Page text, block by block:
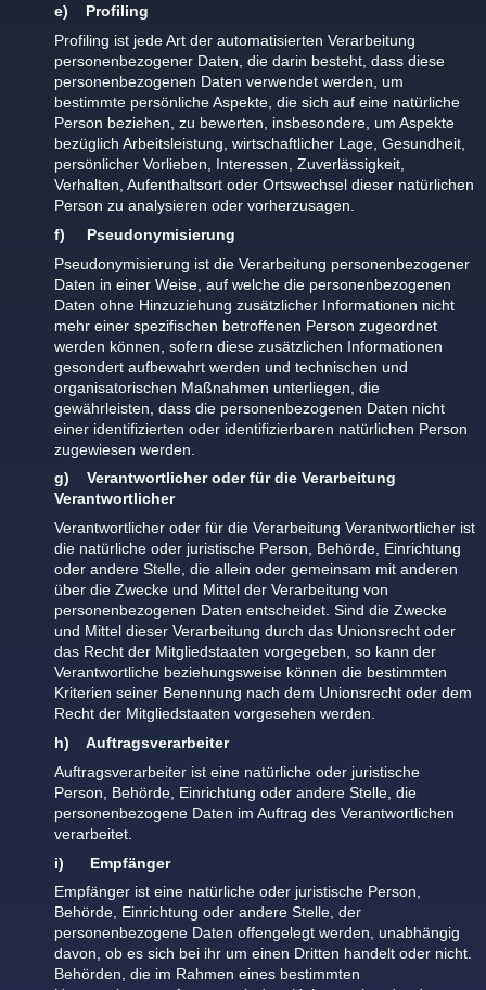
e) Profiling
Profiling ist jede Art der automatisierten Verarbeitung
personenbezogener Daten, die darin besteht, dass diese
personenbezogenen Daten verwendet werden, um
bestimmte persönliche Aspekte, die sich auf eine natürliche
Person beziehen, zu bewerten, insbesondere, um Aspekte
bezüglich Arbeitsleistung, wirtschaftlicher Lage, Gesundheit,
persönlicher Vorlieben, Interessen, Zuverlässigkeit,
Verhalten, Aufenthaltsort oder Ortswechsel dieser natürlichen
Person zu analysieren oder vorherzusagen.
f) Pseudonymisierung
Pseudonymisierung ist die Verarbeitung personenbezogener
Daten in einer Weise, auf welche die personenbezogenen
Daten ohne Hinzuziehung zusätzlicher Informationen nicht
mehr einer spezifischen betroffenen Person zugeordnet
werden können, sofern diese zusätzlichen Informationen
gesondert aufbewahrt werden und technischen und
organisatorischen Maßnahmen unterliegen, die
gewährleisten, dass die personenbezogenen Daten nicht
einer identifizierten oder identifizierbaren natürlichen Person
zugewiesen werden.
g) Verantwortlicher oder für die Verarbeitung
Verantwortlicher
Verantwortlicher oder für die Verarbeitung Verantwortlicher ist
die natürliche oder juristische Person, Behörde, Einrichtung
oder andere Stelle, die allein oder gemeinsam mit anderen
über die Zwecke und Mittel der Verarbeitung von
personenbezogenen Daten entscheidet. Sind die Zwecke
und Mittel dieser Verarbeitung durch das Unionsrecht oder
das Recht der Mitgliedstaaten vorgegeben, so kann der
Verantwortliche beziehungsweise können die bestimmten
Kriterien seiner Benennung nach dem Unionsrecht oder dem
Recht der Mitgliedstaaten vorgesehen werden.
h) Auftragsverarbeiter
Auftragsverarbeiter ist eine natürliche oder juristische
Person, Behörde, Einrichtung oder andere Stelle, die
personenbezogene Daten im Auftrag des Verantwortlichen
verarbeitet.
i) Empfänger
Empfänger ist eine natürliche oder juristische Person,
Behörde, Einrichtung oder andere Stelle, der
personenbezogene Daten offengelegt werden, unabhängig
davon, ob es sich bei ihr um einen Dritten handelt oder nicht.
Behörden, die im Rahmen eines bestimmten